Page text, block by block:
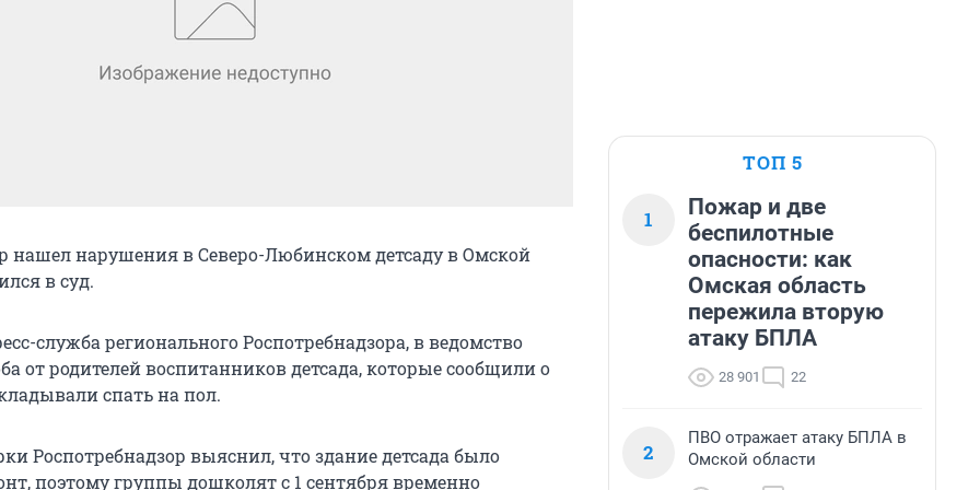
нашел нарушения в Северо-Любинском детсаду в Омской
в суд.
служба регионального Роспотребнадзора, в ведомство
от родителей воспитанников детсада, которые сообщили о
спать на пол.
Роспотребнадзор выяснил, что здание детсада было
поэтому группы дошколят с 1 сентября временно
ТОП 5
1
Пожар и две
беспилотные
опасности: как
Омская область
пережила вторую
атаку БПЛА
28 901 22
2
ПВО отражает атаку БПЛА в
Омской области